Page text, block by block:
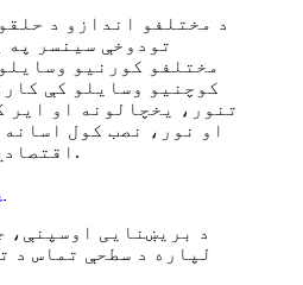
د مختلفو اندازو د
تودوخې سینسر په
مختلفو کورنیو
کوچنیو وسایلو کې
تنور، یخچالونه او ایر
او نور، نصب کول
اقتصادي فعالیت لري.